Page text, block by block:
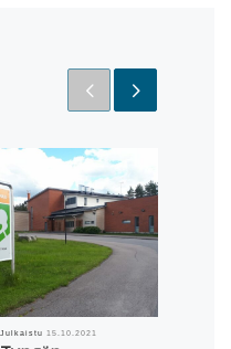
Julkaistu15.10.2021